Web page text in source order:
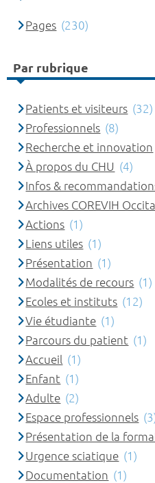
Pages (230)
Par rubrique
Patients et visiteurs (32)
Professionnels (8)
Recherche et innovation
À propos du CHU (4)
Infos &
Archives COREVIH
Actions (1)
Liens utiles (1)
Présentation (1)
Modalités de recours (1)
Ecoles et instituts (12)
Vie étudiante (1)
Parcours du patient (1)
Accueil (1)
Enfant (1)
Adulte (2)
Espace professionnels
Présentation de la
Urgence sciatique (1)
Documentation (1)